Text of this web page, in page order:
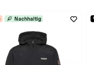
Nachhaltig